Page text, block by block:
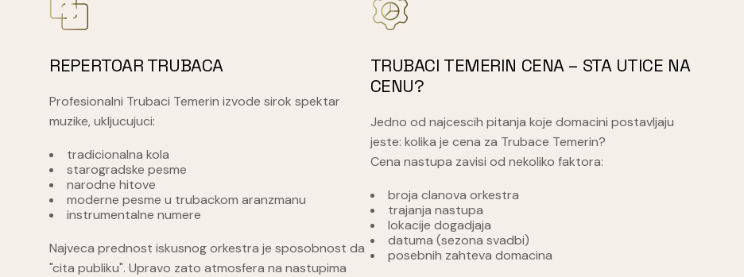
REPERTOAR TRUBACA
Profesionalni Trubaci Temerin izvode sirok spektar
muzike, ukljucujuci:
tradicionalna kola
starogradske pesme
narodne hitove
moderne pesme u trubackom aranzmanu
instrumentalne numere
Najveca prednost iskusnog orkestra je sposobnost da
"cita publiku". Upravo zato atmosfera na nastupima
TRUBACI TEMERIN CENA – STA UTICE NA
CENU?
Jedno od najcescih pitanja koje domacini postavljaju
jeste: kolika je cena za Trubace Temerin?
Cena nastupa zavisi od nekoliko faktora:
broja clanova orkestra
trajanja nastupa
lokacije dogadjaja
datuma (sezona svadbi)
posebnih zahteva domacina